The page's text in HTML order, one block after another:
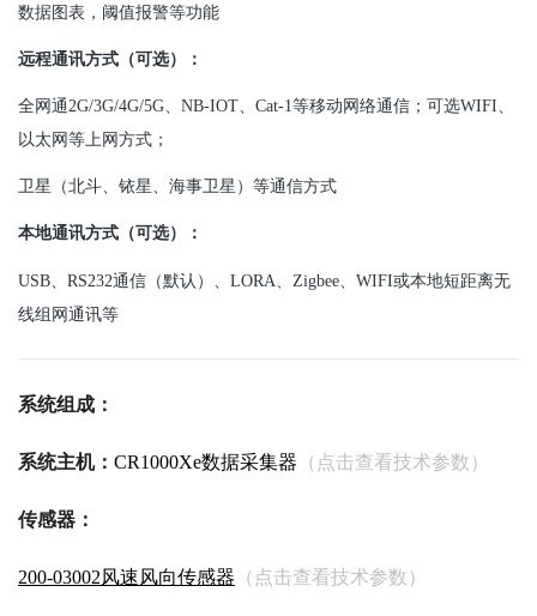
数据图表，阈值报警等功能
远程通讯方式（可选）：
全网通2G/3G/4G/5G、NB-IOT、Cat-1等移动网络通信；可选WIFI、
以太网等上网方式；
卫星（北斗、铱星、海事卫星）等通信方式
本地通讯方式（可选）：
USB、RS232通信（默认）、LORA、Zigbee、WIFI或本地短距离无
线组网通讯等
系统组成：
系统主机： CR1000Xe数据采集器 （点击查看技术参数）
传感器：
200-03002风速风向传感器 （点击查看技术参数）